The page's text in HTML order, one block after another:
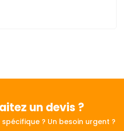
un devis ?
? Un besoin urgent ?